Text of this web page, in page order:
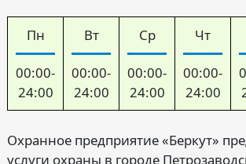
Пн
00:00-
24:00
Вт
00:00-
24:00
Ср
00:00-
24:00
Чт
00:00-
24:00
Охранное предприятие «Беркут»
услуги охраны в городе